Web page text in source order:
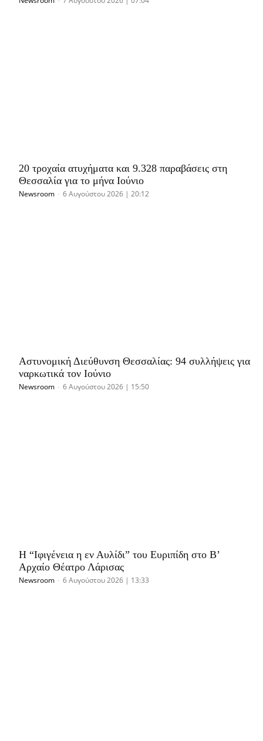
20 τροχαία ατυχήματα και 9.328 παραβάσεις στη
Θεσσαλία για το μήνα Ιούνιο
Newsroom - 6 Αυγούστου 2026 | 20:12
Αστυνομική Διεύθυνση Θεσσαλίας: 94 συλλήψεις για
ναρκωτικά τον Ιούνιο
Newsroom - 6 Αυγούστου 2026 | 15:50
Η “Ιφιγένεια η εν Αυλίδι” του Ευριπίδη στο Β’
Αρχαίο Θέατρο Λάρισας
Newsroom - 6 Αυγούστου 2026 | 13:33